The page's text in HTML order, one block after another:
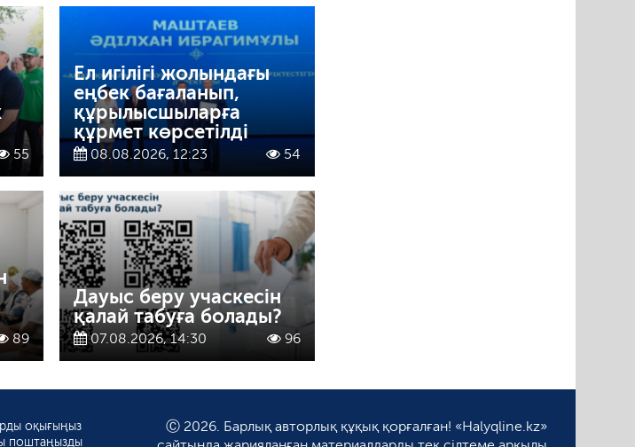
55
Ел игілігі жолындағы
еңбек бағаланып,
құрылысшыларға
құрмет көрсетілді
08.08.2026, 12:23 54
89
Дауыс беру учаскесін
қалай табуға болады?
07.08.2026, 14:30 96
оқығыңыз
поштаңызды
Ⓒ 2026. Барлық авторлық құқық қорғалған! «Halyqline.kz»